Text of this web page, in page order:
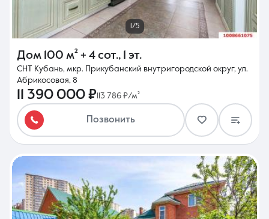
1/5
Дом 100 м² + 4 сот., 1 эт.
СНТ Кубань, мкр. Прикубанский внутригородской округ, ул.
Абрикосовая, 8
11 390 000 ₽ 113 786 ₽/м²
Позвонить